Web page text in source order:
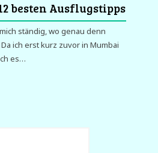
besten Ausflugstipps
ständig, wo genau denn
ich erst kurz zuvor in Mumbai
es…